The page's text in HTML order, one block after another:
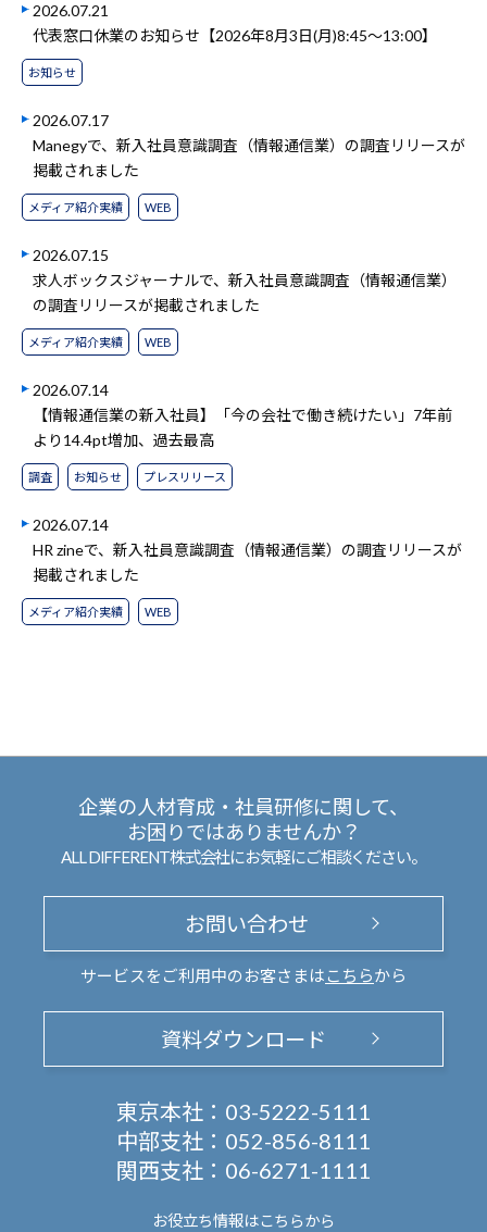
2026.07.21
代表窓口休業のお知らせ【2026年8月3日(月)8:45～13:00】
お知らせ
2026.07.17
Manegyで、新入社員意識調査（情報通信業）の調査リリースが
掲載されました
メディア紹介実績 WEB
2026.07.15
求人ボックスジャーナルで、新入社員意識調査（情報通信業）
の調査リリースが掲載されました
メディア紹介実績 WEB
2026.07.14
【情報通信業の新入社員】「今の会社で働き続けたい」7年前
より14.4pt増加、過去最高
調査 お知らせ プレスリリース
2026.07.14
HR zineで、新入社員意識調査（情報通信業）の調査リリースが
掲載されました
メディア紹介実績 WEB
企業の人材育成・社員研修に関して、
お困りではありませんか？
ALL DIFFERENT株式会社にお気軽にご相談ください。
お問い合わせ
サービスをご利用中のお客さまは こちらから
資料ダウンロード
東京本社： 03-5222-5111
中部支社： 052-856-8111
関西支社： 06-6271-1111
お役立ち情報はこちらから